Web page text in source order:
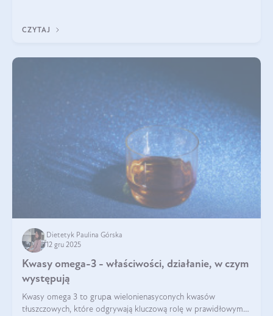
CZYTAJ
Dietetyk Paulina Górska
12 gru 2025
Kwasy omega-3 - właściwości, działanie, w czym
występują
Kwasy omega 3 to grupа wielonienasyconych kwasów
tłuszczowych, które odgrywają kluczową rolę w prawidłowym